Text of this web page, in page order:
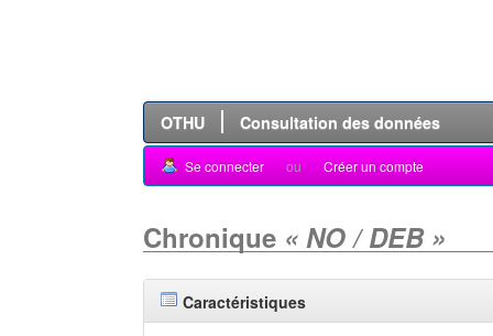
OTHU Consultation des données
Se connecter ou Créer un compte
Chronique « NO / DEB »
Caractéristiques